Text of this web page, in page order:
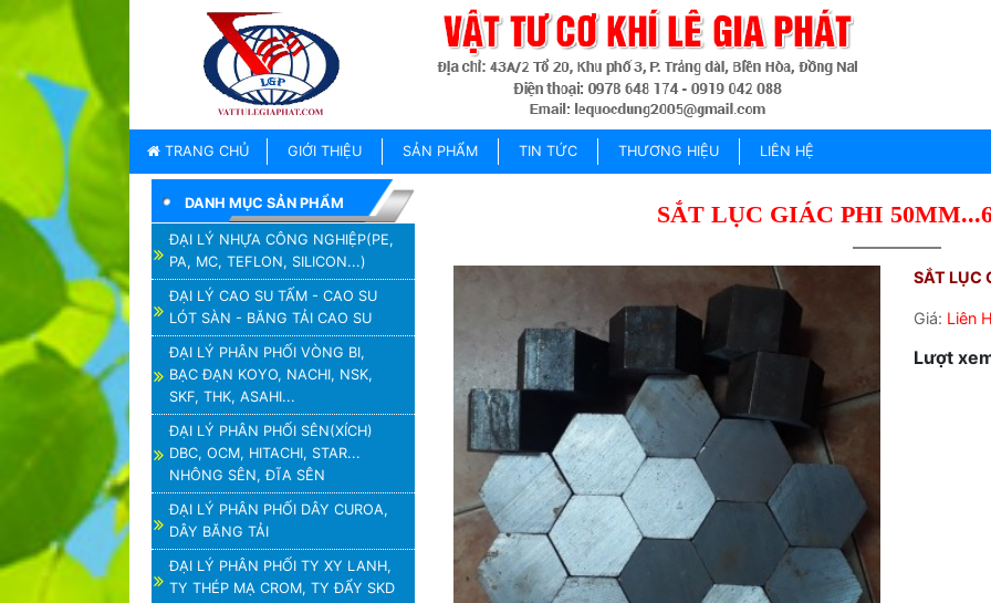
TRANG CHỦ GIỚI THIỆU SẢN PHẨM TIN TỨC THƯƠNG HIỆU LIÊN HỆ
TRANG
CHỦ
SẢN
PHẨM
THƯƠNG
TIN
TỨC
DANH MỤC SẢN PHẨM
ĐẠI LÝ NHỰA CÔNG NGHIỆP(PE,
PA, MC, TEFLON, SILICON...)
ĐẠI LÝ CAO SU TẤM - CAO SU
LÓT SÀN - BĂNG TẢI CAO SU
ĐẠI LÝ PHÂN PHỐI VÒNG BI,
BẠC ĐẠN KOYO, NACHI, NSK,
SKF, THK, ASAHI...
ĐẠI LÝ PHÂN PHỐI SÊN(XÍCH)
DBC, OCM, HITACHI, STAR...
NHÔNG SÊN, ĐĨA SÊN
ĐẠI LÝ PHÂN PHỐI DÂY CUROA,
DÂY BĂNG TẢI
ĐẠI LÝ PHÂN PHỐI TY XY LANH,
TY THÉP MẠ CROM, TY ĐẨY SKD
SẮT LỤC GIÁC PHI
SẮT LỤC
Giá: Liên
Lượt